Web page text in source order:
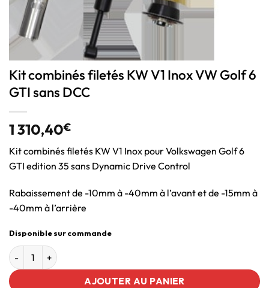
Kit combinés filetés KW V1 Inox VW Golf 6
GTI sans DCC
1 310,40€
Kit combinés filetés KW V1 Inox pour Volkswagen Golf 6
GTI edition 35 sans Dynamic Drive Control
Rabaissement de -10mm à -40mm à l’avant et de -15mm à
-40mm à l’arrière
Disponible sur commande
AJOUTER AU PANIER